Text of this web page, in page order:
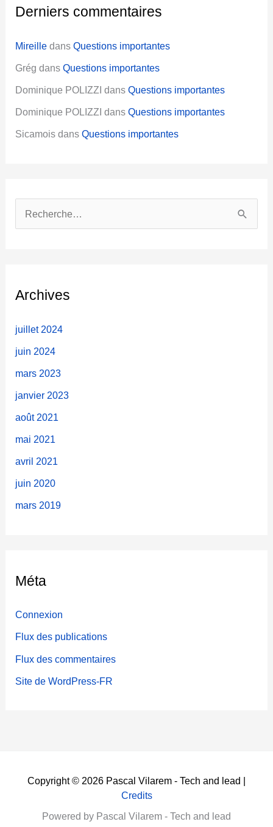
Derniers commentaires
Mireille dansQuestions importantes
Grég dansQuestions importantes
Dominique POLIZZI dansQuestions importantes
Dominique POLIZZI dansQuestions importantes
Sicamois dansQuestions importantes
e
c
:
Archives
juillet 2024
juin 2024
mars 2023
janvier 2023
août 2021
mai 2021
avril 2021
juin 2020
mars 2019
Méta
Connexion
Flux des publications
Flux des commentaires
Site de WordPress-FR
Copyright © 2026 Pascal Vilarem - Tech and lead |
Credits
Powered by Pascal Vilarem - Tech and lead